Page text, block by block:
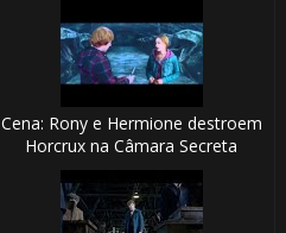
Cena: Rony e Hermione destroem
Horcrux na Câmara Secreta